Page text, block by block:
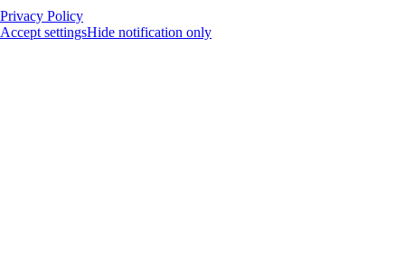
Privacy Policy
Accept settingsHide notification only